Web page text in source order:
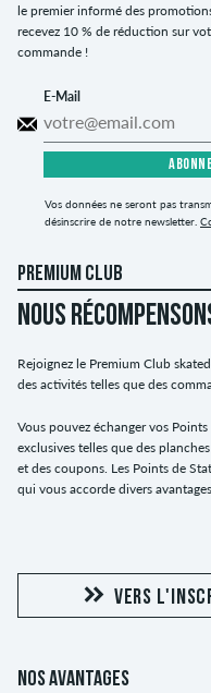
le premier informé des
recevez 10 % de réduction sur
commande !
E-Mail
Vos données ne seront pas
désinscrire de notre newsletter.
PREMIUM CLUB
NOUS
Rejoignez le Premium Club
des activités telles que des
Vous pouvez échanger vos
exclusives telles que des
et des coupons. Les Points de
qui vous accorde divers
VERS
NOS AVANTAGES